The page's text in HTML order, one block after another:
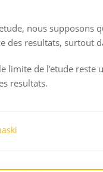
nous supposons
des resultats, surtout
limite de l’etude reste
resultats.